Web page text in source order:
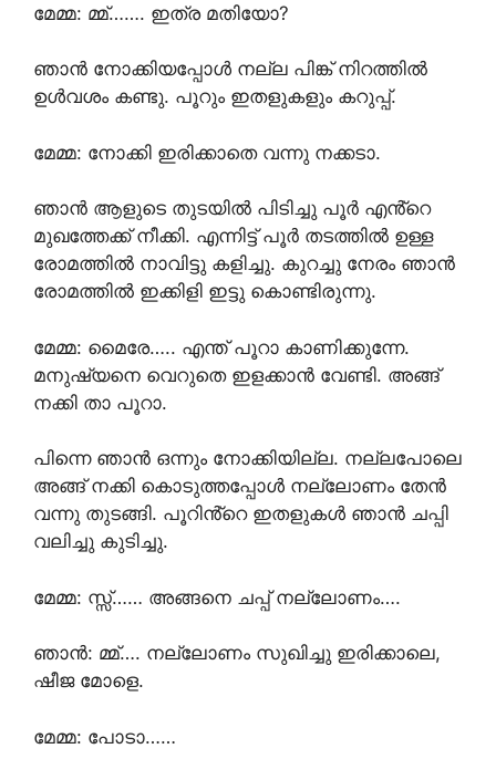
മേമ്മ: മ്മ്……. ഇത്ര മതിയോ?
ഞാൻ നോക്കിയപ്പോൾ നല്ല പിങ്ക് നിറത്തിൽ
ഉൾവശം കണ്ടു. പൂറും ഇതളുകളും കറുപ്പ്.
മേമ്മ: നോക്കി ഇരിക്കാതെ വന്നു നക്കടാ.
ഞാൻ ആളുടെ തുടയിൽ പിടിച്ചു പൂർ എൻ്റെ
മുഖത്തേക്ക് നീക്കി. എന്നിട്ട് പൂർ തടത്തിൽ ഉള്ള
രോമത്തിൽ നാവിട്ടു കളിച്ചു. കുറച്ചു നേരം ഞാൻ
രോമത്തിൽ ഇക്കിളി ഇട്ടു കൊണ്ടിരുന്നു.
മേമ്മ: മൈരേ….. എന്ത് പൂറാ കാണിക്കുന്നേ.
മനുഷ്യനെ വെറുതെ ഇളക്കാൻ വേണ്ടി. അങ്ങ്
നക്കി താ പൂറാ.
പിന്നെ ഞാൻ ഒന്നും നോക്കിയില്ല. നല്ലപോലെ
അങ്ങ് നക്കി കൊടുത്തപ്പോൾ നല്ലോണം തേൻ
വന്നു തുടങ്ങി. പൂറിൻ്റെ ഇതളുകൾ ഞാൻ ചപ്പി
വലിച്ചു കുടിച്ചു.
മേമ്മ: സ്സ്‌…… അങ്ങനെ ചപ്പ് നല്ലോണം….
ഞാൻ: മ്മ്…. നല്ലോണം സുഖിച്ചു ഇരിക്കാലെ,
ഷീജ മോളെ.
മേമ്മ: പോടാ……